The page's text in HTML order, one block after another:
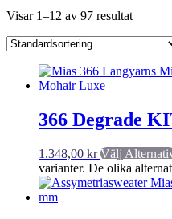
Visar 1–12 av 97 resultat
366 Degrade
1.348,00 kr Välj
varianter. De olika